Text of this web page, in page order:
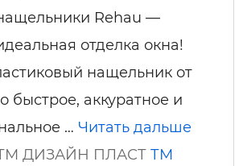
Rehau —
отделка окна!
нащельник от
быстрое, аккуратное и
… Читать дальше
ТМ ДИЗАЙН ПЛАСТ ТМ